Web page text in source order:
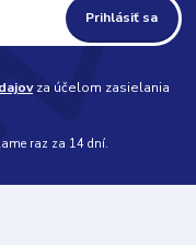
Prihlásiť sa
za účelom zasielania
raz za 14 dní.